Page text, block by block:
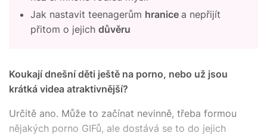
Jak nastavit teenagerům hranice a nepřijít
přitom o jejich důvěru
Koukají dnešní děti ještě na porno, nebo už jsou
krátká videa atraktivnější?
Určitě ano. Může to začínat nevinně, třeba formou
nějakých porno GIFů, ale dostává se to do jejich